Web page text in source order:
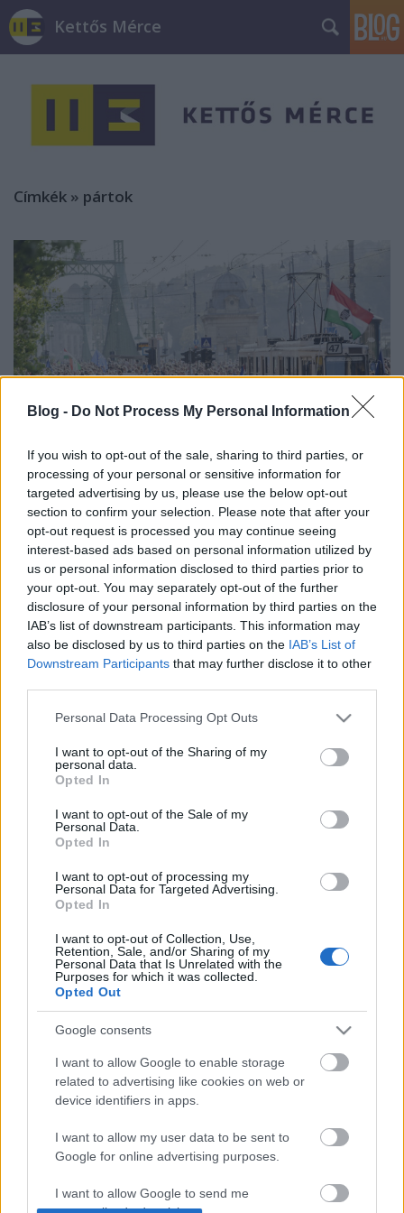
Blog - Do Not Process My Personal Information
If you wish to opt-out of the sale, sharing to third parties, or
processing of your personal or sensitive information for
targeted advertising by us, please use the below opt-out
section to confirm your selection. Please note that after your
opt-out request is processed you may continue seeing
interest-based ads based on personal information utilized by
us or personal information disclosed to third parties prior to
your opt-out. You may separately opt-out of the further
disclosure of your personal information by third parties on the
IAB’s list of downstream participants. This information may
also be disclosed by us to third parties on the IAB’s List of
Downstream Participants that may further disclose it to other
Please note that this website/app uses one or more Google
not limited to your visit or usage behaviour. You may click to
grant or deny consent to Google and its third-party tags to
use your data for below specified purposes in below Google
consent section.
Personal Data Processing Opt Outs
I want to opt-out of the Sharing of my
personal data.
Opted In
I want to opt-out of the Sale of my
Personal Data.
Opted In
I want to opt-out of processing my
Personal Data for Targeted Advertising.
Opted In
I want to opt-out of Collection, Use,
Retention, Sale, and/or Sharing of my
Personal Data that Is Unrelated with the
Purposes for which it was collected.
Opted Out
Google consents
I want to allow Google to enable storage
related to advertising like cookies on web or
device identifiers in apps.
I want to allow my user data to be sent to
Google for online advertising purposes.
I want to allow Google to send me
Kettős Mérce
Címkék » pártok
Adjatok nekünk hitet, hogy ne
legyen rémálom 2018 után!
JámborAndrás•2017. augusztus 28.
Vagyunk mi körülbelül nyolcszázezren. Itt ülünk
ebben az országban, és évről-évre veszítjük el a hitet
benne. Félünk mi lesz, ha mi vagy a szeretteink
várunk megváltást, nem várunk csodaszert, csak a…
A politika, az ideológiák és a pártok
védelmében
AVarosMindenkie•2017. július 19.
A magyarországi politikai kultúrát, a közbeszédet és
a „civil kezdeményezések” politikai
önmeghatározását két egymással összefüggő súlyos
félreértés terheli. Az egyik „a politika” azonosítása